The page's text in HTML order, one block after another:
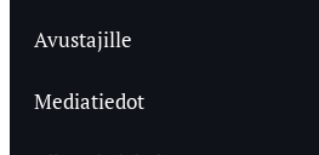
Avustajille
Mediatiedot